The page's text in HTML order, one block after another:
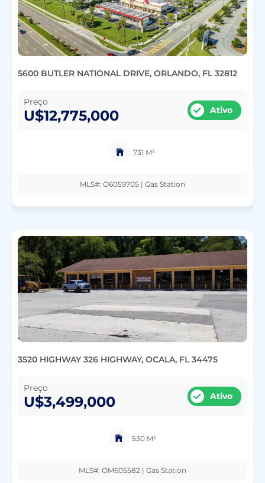
5600 BUTLER NATIONAL DRIVE, ORLANDO, FL 32812
Preço
U$12,775,000 Ativo
731 M²
MLS#: O6059705 | Gas Station
3520 HIGHWAY 326 HIGHWAY, OCALA, FL 34475
Preço
U$3,499,000 Ativo
530 M²
MLS#: OM605582 | Gas Station